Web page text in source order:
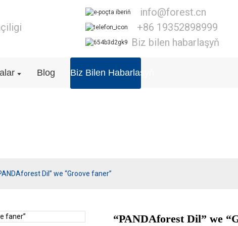
info@forest.cn
+86 19352898999
Biz bilen habarlaşyň
Blog Biz Bilen Habarlaşyň
Dil” we “Groove faner”
“PANDAforest Dil” we